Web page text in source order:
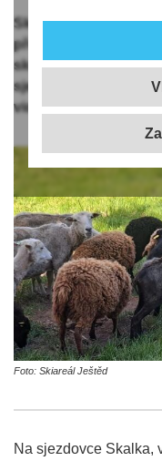
Skiareál Ještěd
přelomu května a
skiareálu pozorovat
sjezdovkách. Stačí
vidět, jak ovečky
Foto: Skiareál Ještěd
Na sjezdovce Skalka,